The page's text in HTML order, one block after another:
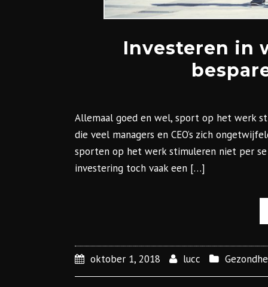
Investeren in
Allemaal goed en wel, sport op het werk
die veel managers en CEO’s zich
sporten op het werk stimuleren niet per
investering toch vaak een […]
oktober 1, 2018 lucc